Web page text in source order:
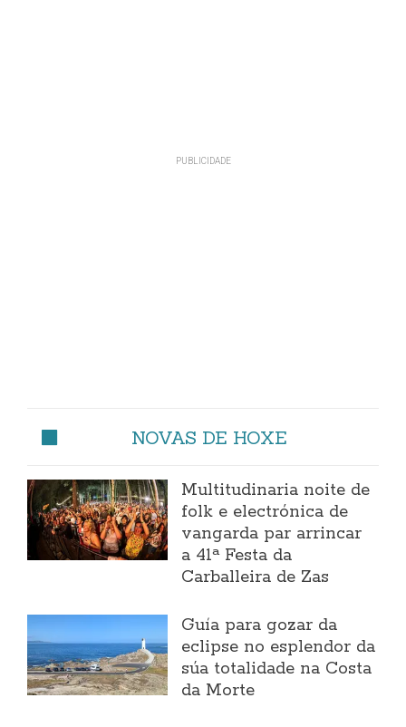
NOVAS DE HOXE
Multitudinaria noite de
folk e electrónica de
vangarda par arrincar
a 41ª Festa da
Carballeira de Zas
Guía para gozar da
eclipse no esplendor da
súa totalidade na Costa
da Morte